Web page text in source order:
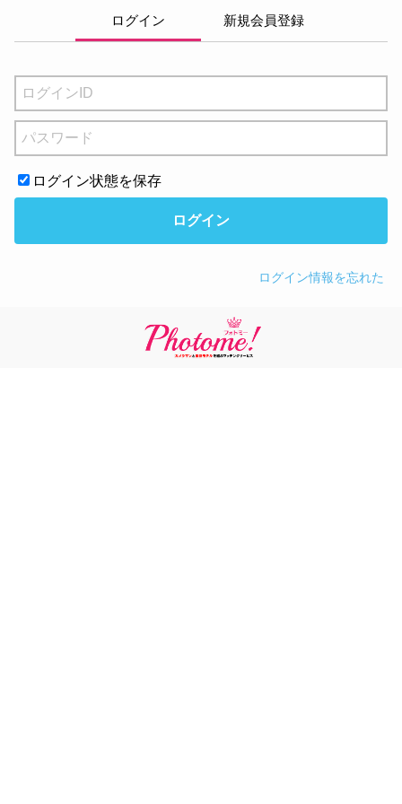
ログイン 新規会員登録
ログイン状態を保存
ログイン
ログイン情報を忘れた